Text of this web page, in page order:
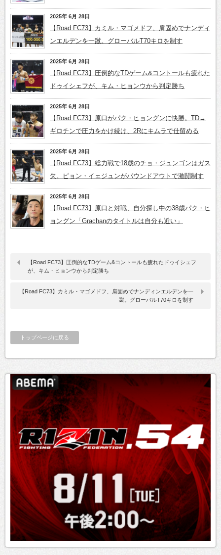
2025年 6月 28日
【Road FC73】カミル・マゴメドフ、肩固めでナンディ
ンエルデンを一蹴。グローバルT70キロを制す
2025年 6月 28日
【Road FC73】圧倒的なTDゲーム&コントールも疲れた
ドゥイシェフが、キム・ヒョンウから判定勝ち
2025年 6月 28日
【Road FC73】原口がパク・ヒョングンに快勝。TD→
ギロチンで圧力をかけ続け、2Rにキムラで仕留める
2025年 6月 28日
【Road FC73】総力戦で18歳のチョ・ジュンゴンはガス
欠。ピョン・イェジュンがパウンドアウトで激闘制す
2025年 6月 28日
【Road FC73】原口と対戦、自分探し中の38歳パク・ヒ
ョングン「Grachanのタイトルは自分も近い」
【Road FC73】圧倒的なTDゲーム&コントールも疲れたドゥイシェフ
が、キム・ヒョンウから判定勝ち
【Road FC73】カミル・マゴメドフ、肩固めでナンディンエルデンを一
蹴。グローバルT70キロを制す
トップページに戻る